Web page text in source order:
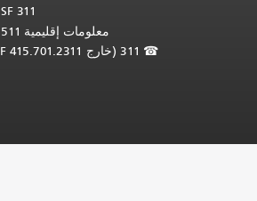
كل
SF 311
معلومات إقليمية 511
☎